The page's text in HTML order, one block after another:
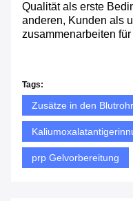
Qualität als erste
anderen, Kunden als
zusammenarbeiten
Tags:
Zusätze in den
prp Gelvorbereitung